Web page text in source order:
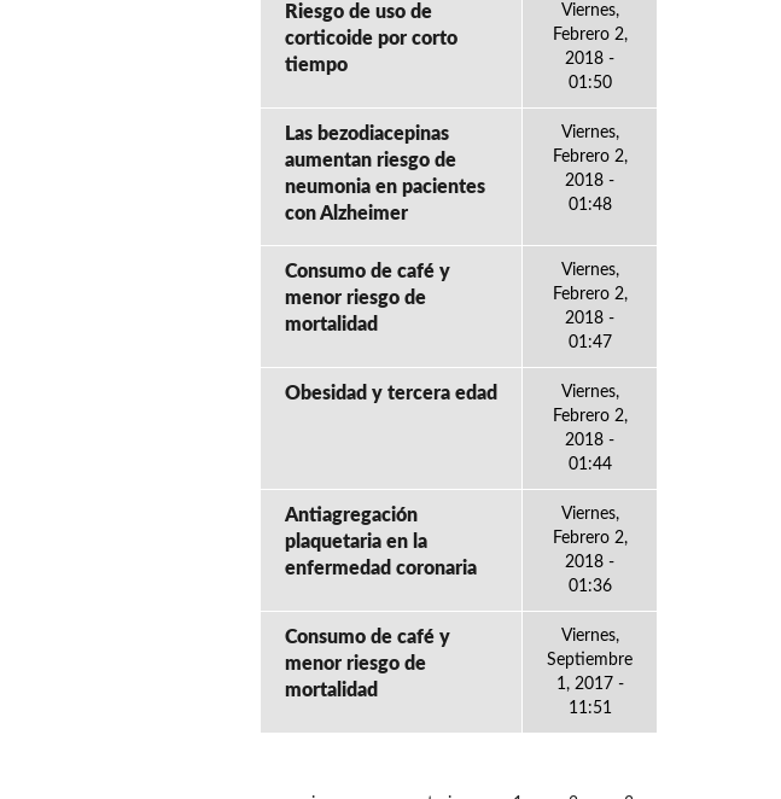
Riesgo de uso de
corticoide por corto
tiempo
Viernes,
Febrero 2,
2018 -
01:50
Las bezodiacepinas
aumentan riesgo de
neumonia en pacientes
con Alzheimer
Viernes,
Febrero 2,
2018 -
01:48
Consumo de café y
menor riesgo de
mortalidad
Viernes,
Febrero 2,
2018 -
01:47
Obesidad y tercera edad
Viernes,
Febrero 2,
2018 -
01:44
Antiagregación
plaquetaria en la
enfermedad coronaria
Viernes,
Febrero 2,
2018 -
01:36
Consumo de café y
menor riesgo de
mortalidad
Viernes,
Septiembre
1, 2017 -
11:51